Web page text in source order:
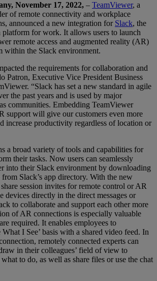
November 17, 2022, – TeamViewer, a
of remote connectivity and workplace
announced a new integration for Slack, the
for work. It allows users to launch
remote access and augmented reality (AR)
within the Slack environment.
the requirements for collaboration and
Patron, Executive Vice President Business
“Slack has set a new standard in agile
the past years and is used by major
communities. Embedding TeamViewer
support will give our customers even more
increase productivity regardless of location or
a broad variety of tools and capabilities for
their tasks. Now users can seamlessly
into their Slack environment by downloading
Slack’s app directory. With the new
session invites for remote control or AR
devices directly in the direct messages or
to collaborate and support each other more
of AR connections is especially valuable
required. It enables employees to
What I See’ basis with a shared video feed. In
remotely connected experts can
in their colleagues’ field of view to
to do, as well as share files or use the chat